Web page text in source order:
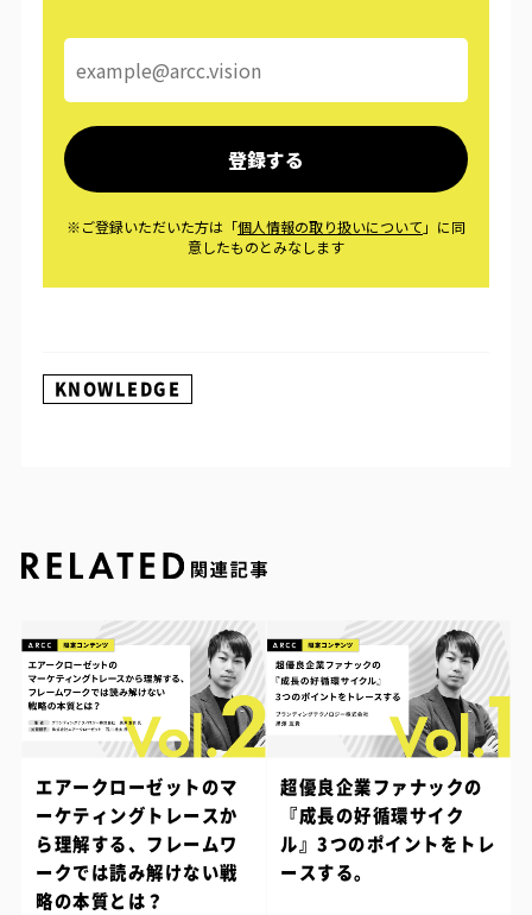
KNOWLEDGE
エアークローゼットのマ
ーケティングトレースか
ら理解する、フレームワ
ークでは読み解けない戦
略の本質とは？
超優良企業ファナックの
『成長の好循環サイク
ル』3つのポイントをトレ
ースする。